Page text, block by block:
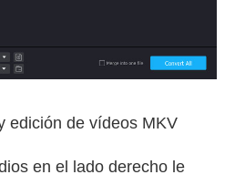
edición de vídeos MKV
en el lado derecho le